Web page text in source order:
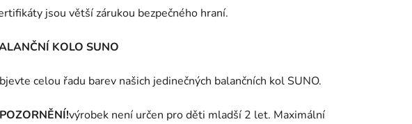
jsou větší zárukou bezpečného hraní.
KOLO SUNO
celou řadu barev našich jedinečných balančních kol SUNO.
výrobek není určen pro děti mladší 2 let. Maximální